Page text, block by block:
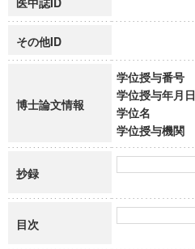
その他ID
博士論文情報
学位授与番号
学位授与年月日
学位名
学位授与機関
抄録
目次